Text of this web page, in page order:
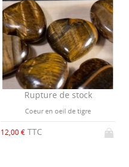
Rupture de stock
Coeur en oeil de tigre
12,00 € TTC